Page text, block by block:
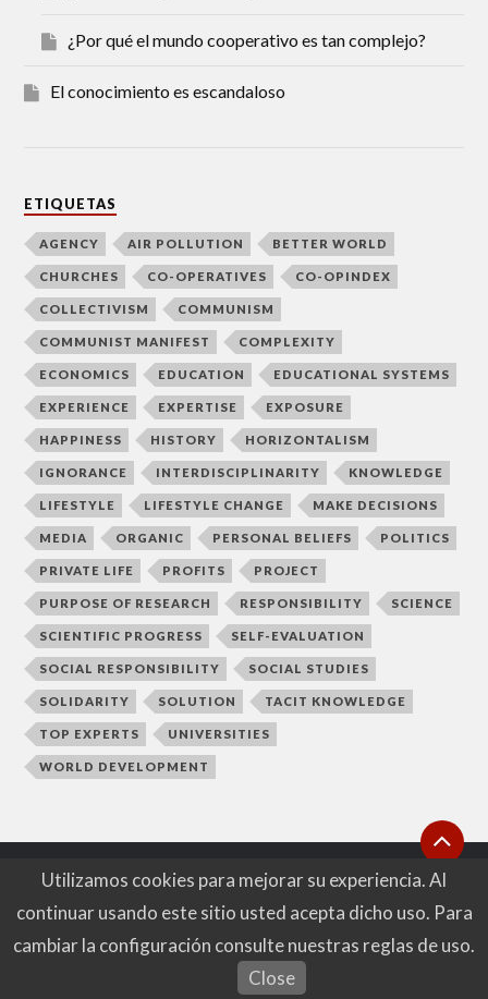
¿Por qué el mundo cooperativo es tan complejo?
El conocimiento es escandaloso
ETIQUETAS
AGENCY AIR POLLUTION BETTER WORLD
CHURCHES CO-OPERATIVES CO-OPINDEX
COLLECTIVISM COMMUNISM
COMMUNIST MANIFEST COMPLEXITY
ECONOMICS EDUCATION EDUCATIONAL SYSTEMS
EXPERIENCE EXPERTISE EXPOSURE
HAPPINESS HISTORY HORIZONTALISM
IGNORANCE INTERDISCIPLINARITY KNOWLEDGE
LIFESTYLE LIFESTYLE CHANGE MAKE DECISIONS
MEDIA ORGANIC PERSONAL BELIEFS POLITICS
PRIVATE LIFE PROFITS PROJECT
PURPOSE OF RESEARCH RESPONSIBILITY SCIENCE
SCIENTIFIC PROGRESS SELF-EVALUATION
SOCIAL RESPONSIBILITY SOCIAL STUDIES
SOLIDARITY SOLUTION TACIT KNOWLEDGE
TOP EXPERTS UNIVERSITIES
WORLD DEVELOPMENT
© 2026MYINDEX
WEB BYMARTA IWANICKA
Utilizamos cookies para mejorar su experiencia. Al
continuar usando este sitio usted acepta dicho uso. Para
cambiar la configuración consulte nuestras reglas de uso.
Close